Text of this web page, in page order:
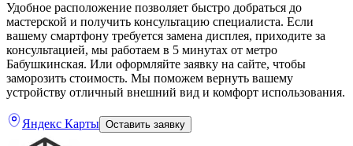
Удобное расположение позволяет быстро добраться до
мастерской и получить консультацию специалиста. Если
вашему смартфону требуется замена дисплея, приходите за
консультацией, мы работаем в 5 минутах от метро
Бабушкинская. Или оформляйте заявку на сайте, чтобы
заморозить стоимость. Мы поможем вернуть вашему
устройству отличный внешний вид и комфорт использования.
Яндекс Карты Оставить заявку